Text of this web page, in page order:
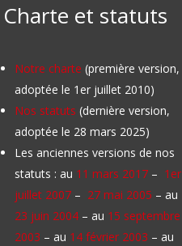
Charte et statuts
Notre charte (première version,
adoptée le 1er juillet 2010)
Nos statuts (dernière version,
adoptée le 28 mars 2025)
Les anciennes versions de nos
statuts : au 11 mars 2017 – 1er
juillet 2007 – 27 mai 2005 – au
23 juin 2004 – au 15 septembre
2003 – au 14 février 2003 – au